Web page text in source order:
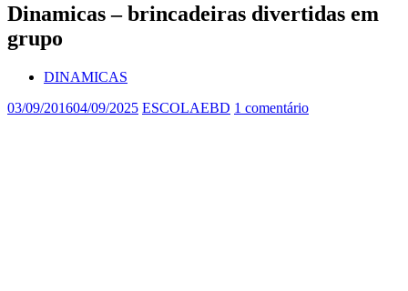
Dinamicas – brincadeiras divertidas em
grupo
DINAMICAS
03/09/201604/09/2025 ESCOLAEBD 1 comentário